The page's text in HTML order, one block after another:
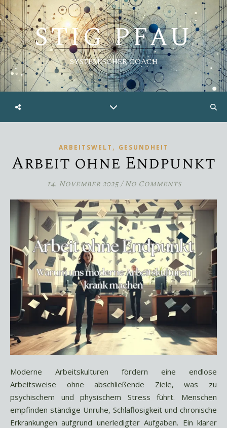
STIG PFAU
SYSTEMISCHER COACH
ARBEITSWELT , GESUNDHEIT
Arbeit ohne Endpunkt
14. November 2025/ No Comments
Moderne Arbeitskulturen fördern eine endlose
Arbeitsweise ohne abschließende Ziele, was zu
psychischem und physischem Stress führt. Menschen
empfinden ständige Unruhe, Schlaflosigkeit und chronische
Erkrankungen aufgrund unerledigter Aufgaben. Ein klarer